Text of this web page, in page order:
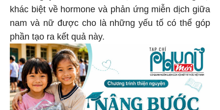
khác biệt về hormone và phản ứng miễn dịch giữa
nam và nữ được cho là những yếu tố có thể góp
phần tạo ra kết quả này.